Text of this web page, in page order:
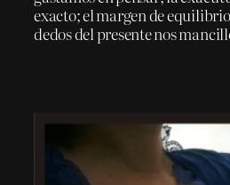
exacto; el margen de
dedos del presente nos